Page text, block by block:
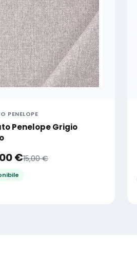
PENELOPE
Penelope Grigio
€15,00€